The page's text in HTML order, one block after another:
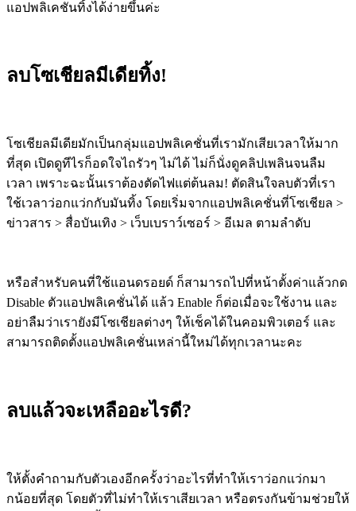
แอปพลิเคชันทิ้งได้ง่ายขึ้นค่ะ
ลบโซเชียลมีเดียทิ้ง!
โซเชียลมีเดียมักเป็นกลุ่มแอปพลิเคชั่นที่เรามักเสียเวลาให้มาก
ที่สุด เปิดดูทีไรก็อดใจไถรัวๆ ไม่ได้ ไม่ก็นั่งดูคลิปเพลินจนลืม
เวลา เพราะฉะนั้นเราต้องตัดไฟแต่ต้นลม! ตัดสินใจลบตัวที่เรา
ใช้เวลาว่อกแว่กกับมันทิ้ง โดยเริ่มจากแอปพลิเคชั่นที่โซเชียล >
ข่าวสาร > สื่อบันเทิง > เว็บเบราว์เซอร์ > อีเมล ตามลำดับ
หรือสำหรับคนที่ใช้แอนดรอยด์ ก็สามารถไปที่หน้าตั้งค่าแล้วกด
Disable ตัวแอปพลิเคชั่นได้ แล้ว Enable ก็ต่อเมื่อจะใช้งาน และ
อย่าลืมว่าเรายังมีโซเชียลต่างๆ ให้เช็คได้ในคอมพิวเตอร์ และ
สามารถติดตั้งแอปพลิเคชั่นเหล่านี้ใหม่ได้ทุกเวลานะคะ
ลบแล้วจะเหลืออะไรดี?
ให้ตั้งคำถามกับตัวเองอีกครั้งว่าอะไรที่ทำให้เราว่อกแว่กมา
กน้อยที่สุด โดยตัวที่ไม่ทำให้เราเสียเวลา หรือตรงกันข้ามช่วยให้